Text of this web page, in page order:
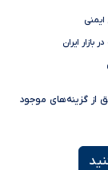
در بازار ایران
گزینه‌های موجود